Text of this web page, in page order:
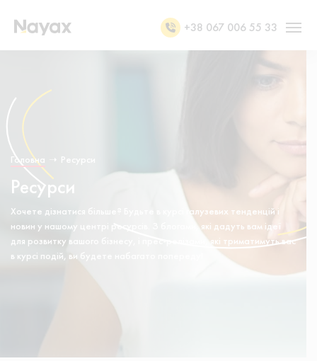
+38 067 006 55 33
Головна ➝ Ресурси
Ресурси
Хочете дізнатися більше? Будьте в курсі галузевих тенденцій і
новин у нашому центрі ресурсів. З блогами, які дадуть вам ідеї
для розвитку вашого бізнесу, і прес-релізами, які триматимуть вас
в курсі подій, ви будете набагато попереду!